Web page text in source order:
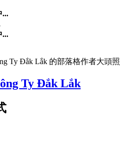
...
...
Ty Đắk Lắk 的部落格作者大頭照
Ty Đắk Lắk